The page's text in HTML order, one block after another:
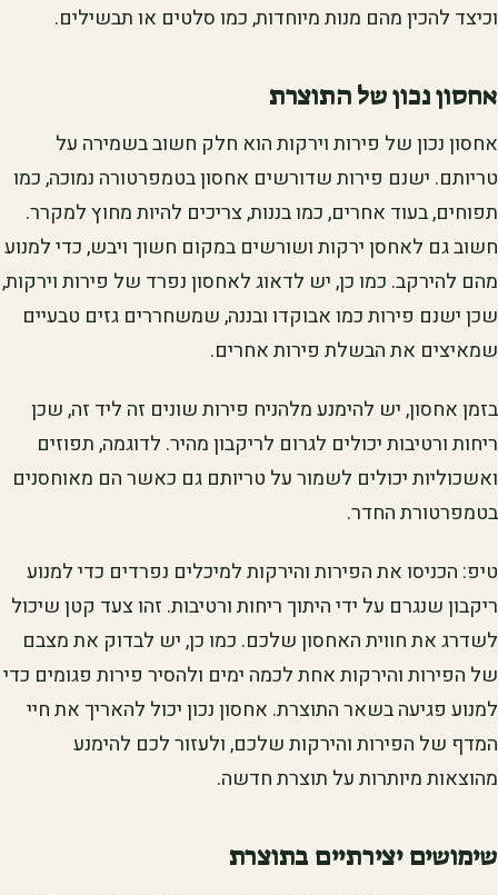
וכיצד להכין מהם מנות מיוחדות, כמו סלטים או תבשילים.
אחסון נכון של התוצרת
אחסון נכון של פירות וירקות הוא חלק חשוב בשמירה על
טריותם. ישנם פירות שדורשים אחסון בטמפרטורה נמוכה, כמו
תפוחים, בעוד אחרים, כמו בננות, צריכים להיות מחוץ למקרר.
חשוב גם לאחסן ירקות ושורשים במקום חשוך ויבש, כדי למנוע
מהם להירקב. כמו כן, יש לדאוג לאחסון נפרד של פירות וירקות,
שכן ישנם פירות כמו אבוקדו ובננה, שמשחררים גזים טבעיים
שמאיצים את הבשלת פירות אחרים.
בזמן אחסון, יש להימנע מלהניח פירות שונים זה ליד זה, שכן
ריחות ורטיבות יכולים לגרום לריקבון מהיר. לדוגמה, תפוזים
ואשכוליות יכולים לשמור על טריותם גם כאשר הם מאוחסנים
בטמפרטורת החדר.
טיפ: הכניסו את הפירות והירקות למיכלים נפרדים כדי למנוע
ריקבון שנגרם על ידי היתוך ריחות ורטיבות. זהו צעד קטן שיכול
לשדרג את חווית האחסון שלכם. כמו כן, יש לבדוק את מצבם
של הפירות והירקות אחת לכמה ימים ולהסיר פירות פגומים כדי
למנוע פגיעה בשאר התוצרת. אחסון נכון יכול להאריך את חיי
המדף של הפירות והירקות שלכם, ולעזור לכם להימנע
מהוצאות מיותרות על תוצרת חדשה.
שימושים יצירתיים בתוצרת